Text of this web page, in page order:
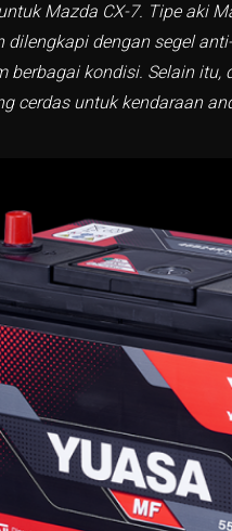
Mazda CX-7. Tipe aki
dengan segel
kondisi. Selain itu,
cerdas untuk kendaraan